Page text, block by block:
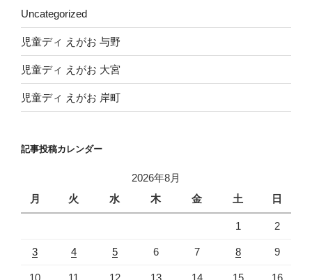
Uncategorized
児童ディ えがお 与野
児童ディ えがお 大宮
児童ディ えがお 岸町
記事投稿カレンダー
2026年8月
月
火 水 木 金 土 日
1 2
3 4 5 6 7 8 9
10 11 12 13 14 15 16